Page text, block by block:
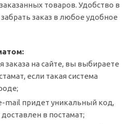
товаров. Удобство в
заказ в любое удобное
на сайте, вы выбираете
если такая система
mail придет уникальный код,
в постамат;